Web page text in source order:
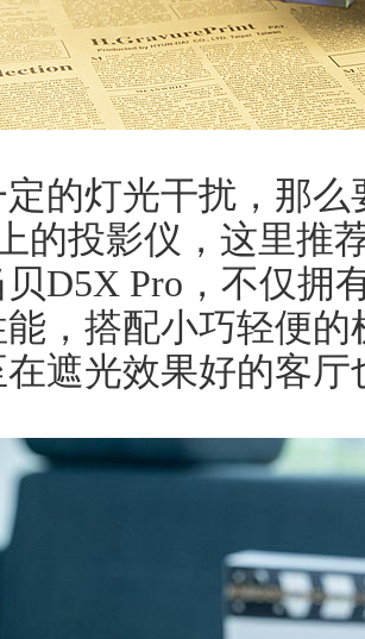
的灯光干扰，那
的投影仪，这里推
D5X Pro，不仅拥
，搭配小巧轻便
遮光效果好的客